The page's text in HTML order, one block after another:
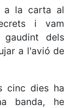
a la carta al
i vam
dels
a l'avió de
cinc dies ha
banda, he